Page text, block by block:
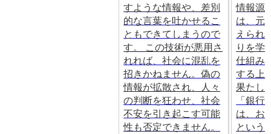
すような情報や、差別
的な言葉を吐かせるこ
ともできてしまうので
す。 この技術が悪用さ
れれば、社会に混乱を
招きかねません。偽の
情報が拡散され、人々
の判断を狂わせ、社会
不安を引き起こす可能
性も否定できません。
情報源
は、元
えられ
りを学
仕組み
する上
果たし
「銀行
は、お
という